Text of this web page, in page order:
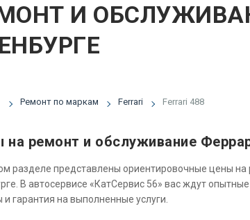
И
Ремонт по маркам Ferrari Ferrari 488
на ремонт и обслуживание
разделе представлены ориентировочные цены
В автосервисе «КатСервис 56» вас ждут
гарантия на выполненные услуги.